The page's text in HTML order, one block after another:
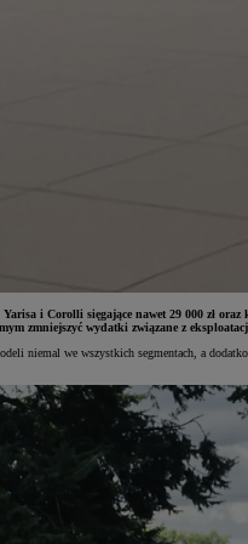
i Corolli sięgające nawet 29 000 zł
zmniejszyć wydatki związane z
niemal we wszystkich segmentach, a